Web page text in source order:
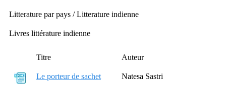
Litterature par pays / Litterature indienne
Livres littérature indienne
Titre Auteur
Le porteur de sachet Natesa Sastri